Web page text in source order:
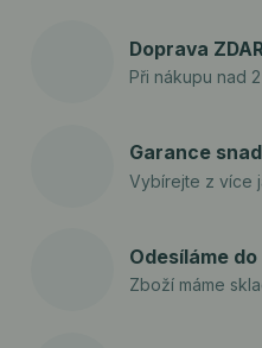
Doprava
Při nákupu nad
Garance
Vybírejte z více
Odesíláme do
Zboží máme